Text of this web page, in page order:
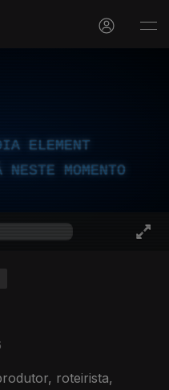
ELEMENT
MOMENTO
roteirista,